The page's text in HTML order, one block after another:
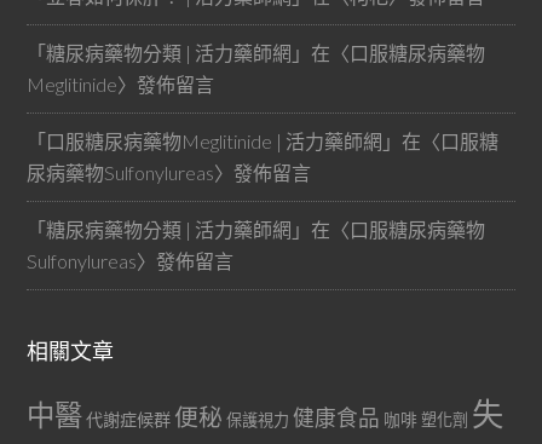
「糖尿病藥物分類 | 活力藥師網 」在〈口服糖尿病藥物
Meglitinide〉發佈留言
「口服糖尿病藥物Meglitinide | 活力藥師網 」在〈口服糖
尿病藥物Sulfonylureas〉發佈留言
「糖尿病藥物分類 | 活力藥師網 」在〈口服糖尿病藥物
Sulfonylureas〉發佈留言
相關文章
中醫代謝症候群 便秘 保護視力 健康食品 咖啡 塑化劑 失